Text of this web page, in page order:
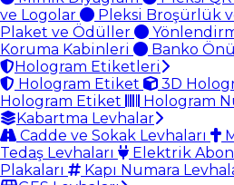
ve Logolar
Pleksi Broşürlük
Plaket ve Ödüller
Koruma Kabinleri
Banko
Hologram Etiketleri
Hologram Etiket
3D
Hologram Etiket
Hologram
Kabartma Levhalar
Cadde ve Sokak Levhaları
Tedaş Levhaları
Elektrik
Plakaları
Kapı Numara